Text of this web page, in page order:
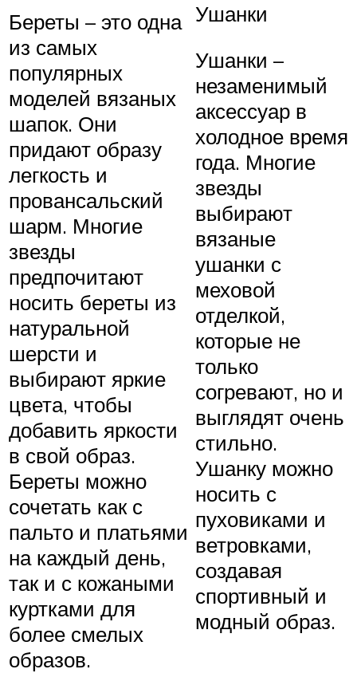
Береты – это одна
из самых
популярных
моделей вязаных
шапок. Они
придают образу
легкость и
провансальский
шарм. Многие
звезды
предпочитают
носить береты из
натуральной
шерсти и
выбирают яркие
цвета, чтобы
добавить яркости
в свой образ.
Береты можно
сочетать как с
пальто и платьями
на каждый день,
так и с кожаными
куртками для
более смелых
образов.
Ушанки
Ушанки –
незаменимый
аксессуар в
холодное время
года. Многие
звезды
выбирают
вязаные
ушанки с
меховой
отделкой,
которые не
только
согревают, но и
выглядят очень
стильно.
Ушанку можно
носить с
пуховиками и
ветровками,
создавая
спортивный и
модный образ.